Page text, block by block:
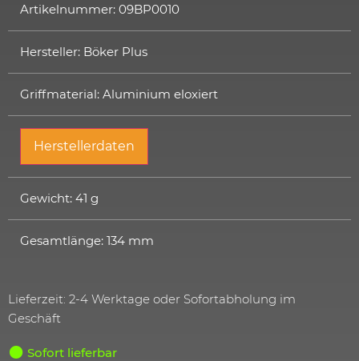
Artikelnummer: 09BP0010
Hersteller: Böker Plus
Griffmaterial: Aluminium eloxiert
Herstellerdaten
Gewicht: 41 g
Gesamtlänge: 134 mm
Lieferzeit: 2-4 Werktage oder Sofortabholung im
Geschäft
Sofort lieferbar